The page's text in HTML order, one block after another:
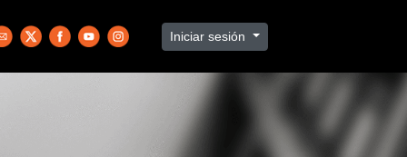
Iniciar sesión